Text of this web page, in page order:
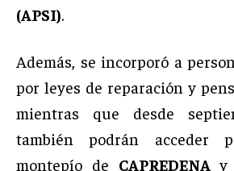
(APSI).
Además, se incorporó a
por leyes de reparación y
mientras que desde
también podrán acceder
montepío de CAPREDENA